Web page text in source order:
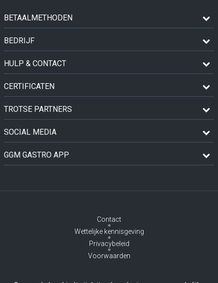
BETAALMETHODEN
BEDRIJF
HULP & CONTACT
CERTIFICATEN
TROTSE PARTNERS
SOCIAL MEDIA
GGM GASTRO APP
Contact
Wettelijke kennisgeving
Privacybeleid
Voorwaarden